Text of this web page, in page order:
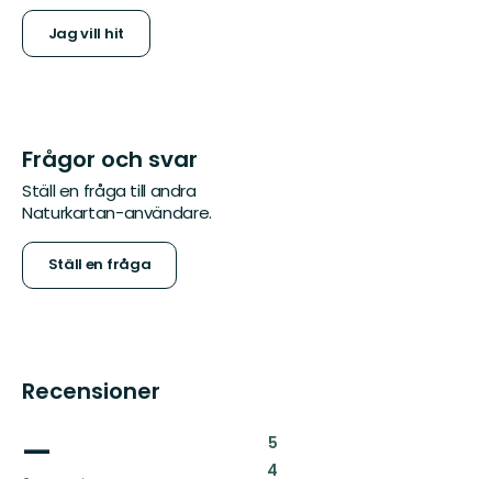
Jag vill hit
Frågor och svar
Ställ en fråga till andra
Naturkartan-användare.
Ställ en fråga
Recensioner
— 5:
4: